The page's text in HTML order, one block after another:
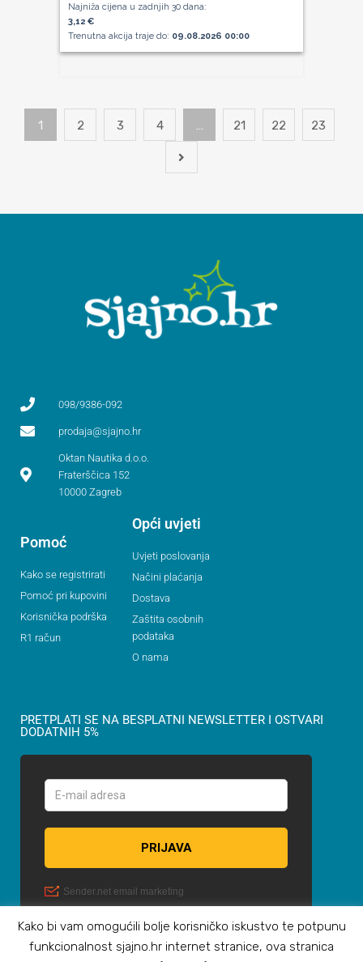
Najniža cijena u zadnjih 30 dana:
3,12 €
Trenutna akcija traje do: 09.08.2026 00:00
1 2 3 4 … 21 22 23
098/9386-092
prodaja@sjajno.hr
Oktan Nautika d.o.o.
Fraterščica 152
10000 Zagreb
Pomoć
Kako se registrirati
Pomoć pri kupovini
Korisnička podrška
R1 račun
Opći uvjeti
Uvjeti poslovanja
Načini plaćanja
Dostava
Zaštita osobnih
podataka
O nama
PRETPLATI SE NA BESPLATNI NEWSLETTER I OSTVARI
DODATNIH 5%
Kako bi vam omogućili bolje korisničko iskustvo te potpunu
funkcionalnost sjajno.hr internet stranice, ova stranica